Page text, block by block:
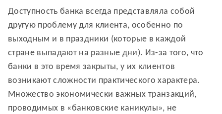
Доступность банка всегда представляла собой
другую проблему для клиента, особенно по
выходным и в праздники (которые в каждой
стране выпадают на разные дни). Из-за того, что
банки в это время закрыты, у их клиентов
возникают сложности практического характера.
Множество экономически важных транзакций,
проводимых в «банковские каникулы», не